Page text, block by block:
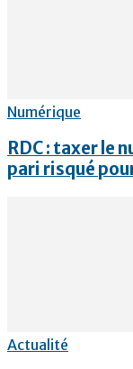
Numérique
RDC : taxer le
pari risqué
Actualité